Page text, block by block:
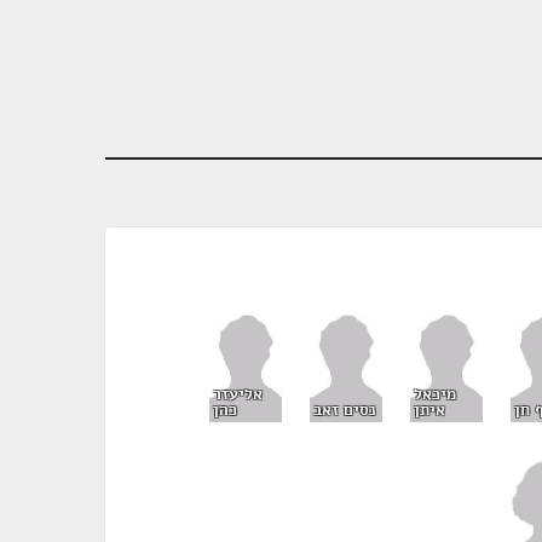
חן
מיכאל
איתן נסים זאב
אליעזר
כהן